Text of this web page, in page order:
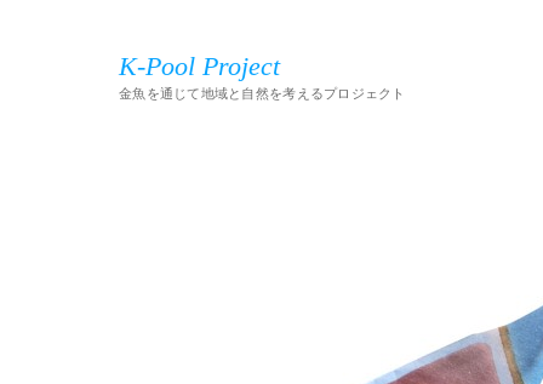
K-Pool Project
金魚を通じて地域と自然を考えるプロジェクト